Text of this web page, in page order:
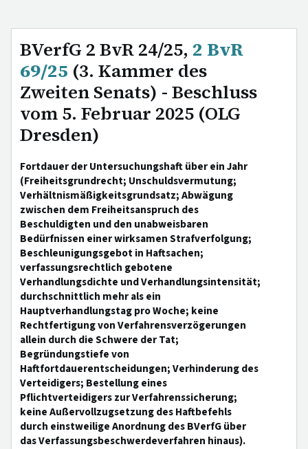
BVerfG 2 BvR 24/25, 2 BvR
69/25 (3. Kammer des
Zweiten Senats) - Beschluss
vom 5. Februar 2025 (OLG
Dresden)
Fortdauer der Untersuchungshaft über ein Jahr
(Freiheitsgrundrecht; Unschuldsvermutung;
Verhältnismäßigkeitsgrundsatz; Abwägung
zwischen dem Freiheitsanspruch des
Beschuldigten und den unabweisbaren
Bedürfnissen einer wirksamen Strafverfolgung;
Beschleunigungsgebot in Haftsachen;
verfassungsrechtlich gebotene
Verhandlungsdichte und Verhandlungsintensität;
durchschnittlich mehr als ein
Hauptverhandlungstag pro Woche; keine
Rechtfertigung von Verfahrensverzögerungen
allein durch die Schwere der Tat;
Begründungstiefe von
Haftfortdauerentscheidungen; Verhinderung des
Verteidigers; Bestellung eines
Pflichtverteidigers zur Verfahrenssicherung;
keine Außervollzugsetzung des Haftbefehls
durch einstweilige Anordnung des BVerfG über
das Verfassungsbeschwerdeverfahren hinaus).